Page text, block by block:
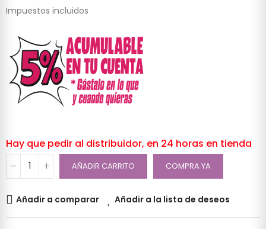
Impuestos incluidos
Hay que pedir al distribuidor, en 24 horas en tienda
AÑADIR CARRITO COMPRA YA
Añadir a comparar Añadir a la lista de deseos